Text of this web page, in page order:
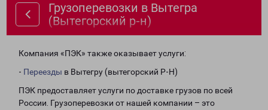
Грузоперевозки в Вытегра
(Вытегорский р-н)
Компания «ПЭК» также оказывает услуги:
- Переезды в Вытегру (вытегорский Р-Н)
ПЭК предоставляет услуги по доставке грузов по всей
России. Грузоперевозки от нашей компании – это